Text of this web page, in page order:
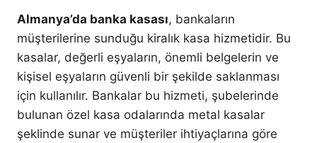
Almanya’da banka kasası, bankaların
müşterilerine sunduğu kiralık kasa hizmetidir. Bu
kasalar, değerli eşyaların, önemli belgelerin ve
kişisel eşyaların güvenli bir şekilde saklanması
için kullanılır. Bankalar bu hizmeti, şubelerinde
bulunan özel kasa odalarında metal kasalar
şeklinde sunar ve müşteriler ihtiyaçlarına göre